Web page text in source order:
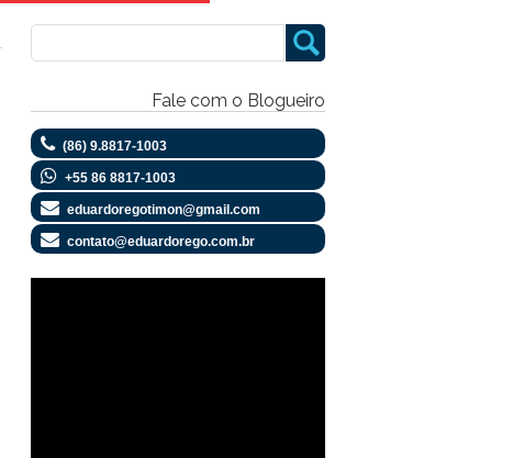
Fale com o Blogueiro
(86) 9.8817-1003
+55 86 8817-1003
eduardoregotimon@gmail.com
contato@eduardorego.com.br